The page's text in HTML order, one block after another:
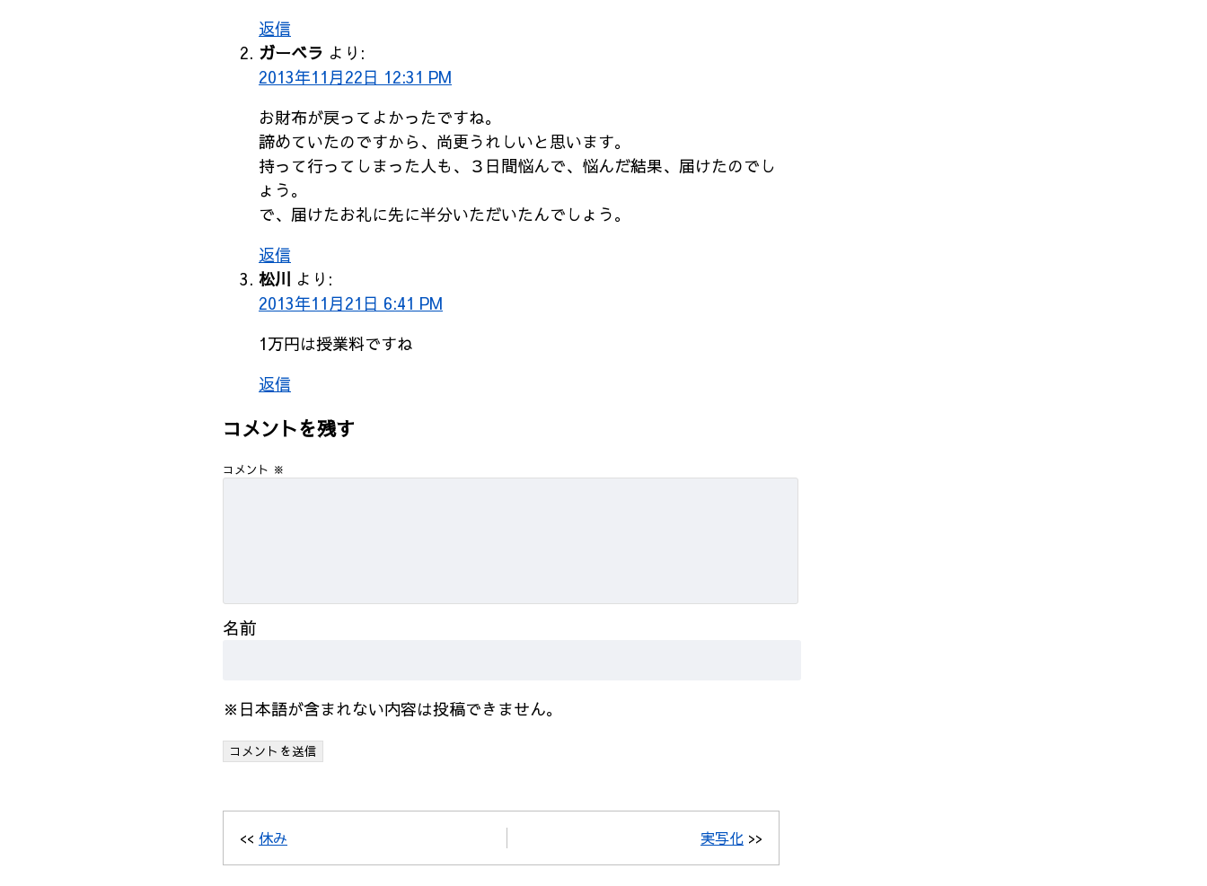
返信
ガーベラ より:
2013年11月22日 12:31 PM
お財布が戻ってよかったですね。
諦めていたのですから、尚更うれしいと思います。
持って行ってしまった人も、３日間悩んで、悩んだ結果、届けたのでし
ょう。
で、届けたお礼に先に半分いただいたんでしょう。
返信
松川 より:
2013年11月21日 6:41 PM
1万円は授業料ですね
返信
コメントを残す
コメント ※
名前
※日本語が含まれない内容は投稿できません。
<< 休み 実写化 >>